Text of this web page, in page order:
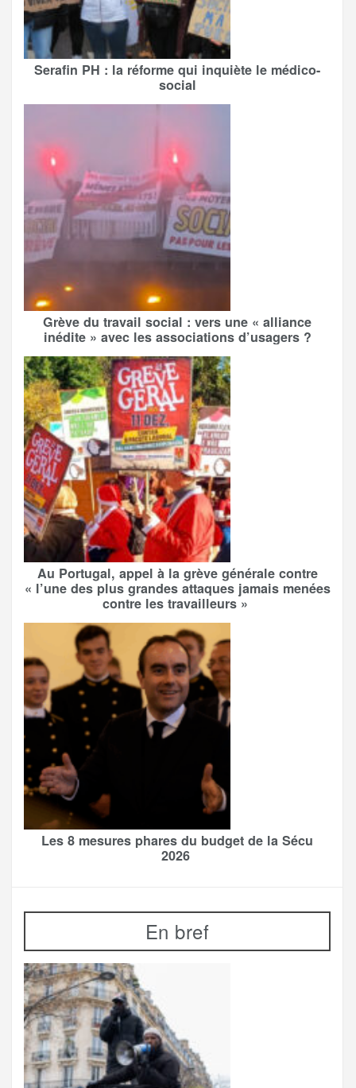
Serafin PH : la réforme qui inquiète le médico-
social
Grève du travail social : vers une « alliance
inédite » avec les associations d’usagers ?
Au Portugal, appel à la grève générale contre
« l’une des plus grandes attaques jamais menées
contre les travailleurs »
Les 8 mesures phares du budget de la Sécu
2026
En bref